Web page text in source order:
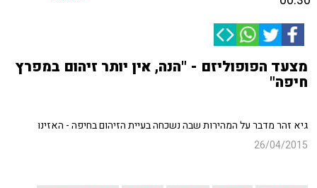
מצעד הפופוליזם - "הנה, אין יותר זיהום במפרץ
חיפה"
גיא זהר מדבר על המהירות שבה נשכחה בעיית הזיהום בחיפה - האזינו
26/04/2015